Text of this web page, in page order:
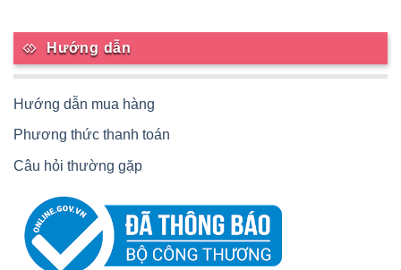
Hướng dẫn
Hướng dẫn mua hàng
Phương thức thanh toán
Câu hỏi thường gặp